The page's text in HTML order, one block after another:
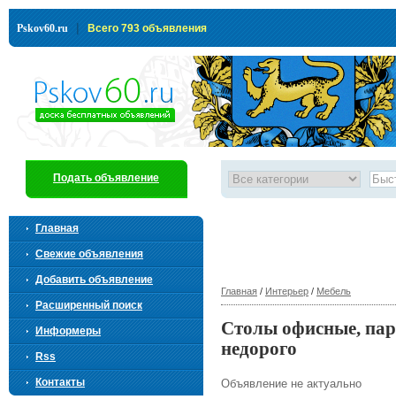
Pskov60.ru | Всего 793 объявления
Главная / Интерьер / Мебель
Столы офисные,
недорого
Объявление не актуально
Подать объявление
Главная
Свежие объявления
Добавить объявление
Расширенный поиск
Информеры
Rss
Контакты